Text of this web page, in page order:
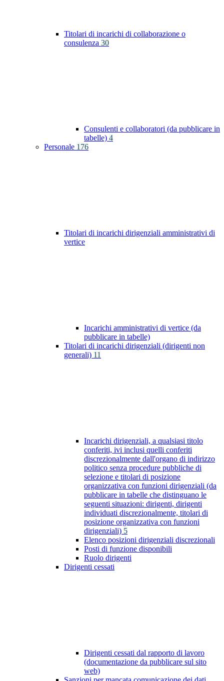
Titolari di incarichi di collaborazione o
consulenza 30
Consulenti e collaboratori (da pubblicare in
tabelle) 4
Personale 176
Titolari di incarichi dirigenziali amministrativi di
vertice
Incarichi amministrativi di vertice (da
pubblicare in tabelle)
Titolari di incarichi dirigenziali (dirigenti non
generali) 11
Incarichi dirigenziali, a qualsiasi titolo
conferiti, ivi inclusi quelli conferiti
discrezionalmente dall'organo di indirizzo
politico senza procedure pubbliche di
selezione e titolari di posizione
organizzativa con funzioni dirigenziali (da
pubblicare in tabelle che distinguano le
seguenti situazioni: dirigenti, dirigenti
individuati discrezionalmente, titolari di
posizione organizzativa con funzioni
dirigenziali) 5
Elenco posizioni dirigenziali discrezionali
Posti di funzione disponibili
Ruolo dirigenti
Dirigenti cessati
Dirigenti cessati dal rapporto di lavoro
(documentazione da pubblicare sul sito
web)